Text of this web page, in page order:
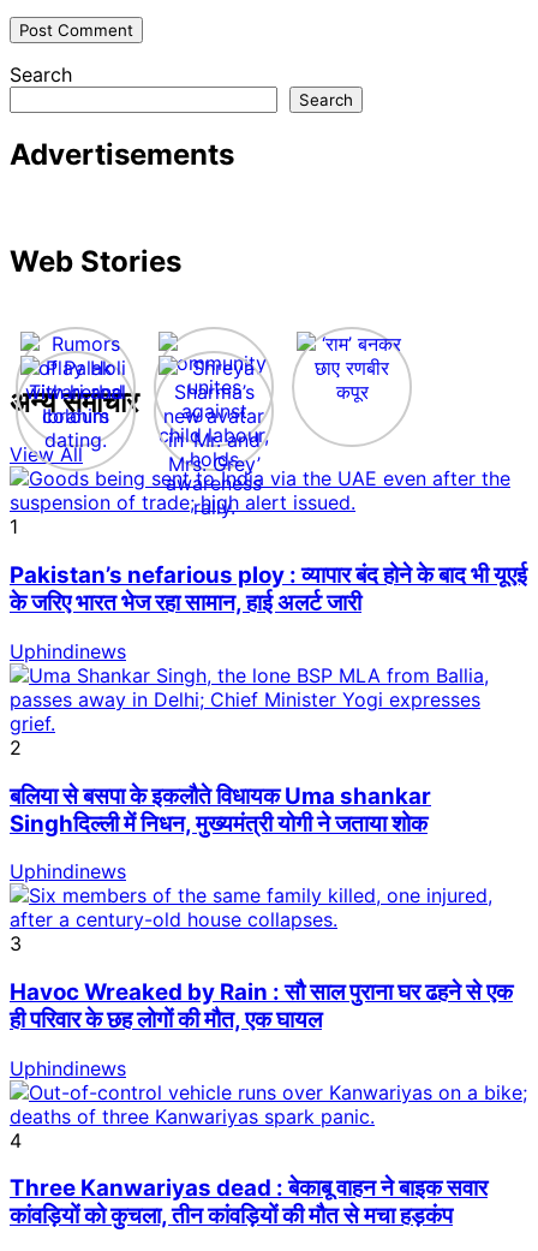
Search
Search
Advertisements
Web Stories
अन्य समाचार
View All
1
Pakistan’s nefarious ploy : व्यापार बंद होने के बाद भी यूएई
के जरिए भारत भेज रहा सामान, हाई अलर्ट जारी
Uphindinews
2
बलिया से बसपा के इकलौते विधायक Uma shankar
Singhदिल्ली में निधन, मुख्यमंत्री योगी ने जताया शोक
Uphindinews
3
Havoc Wreaked by Rain : सौ साल पुराना घर ढहने से एक
ही परिवार के छह लोगों की मौत, एक घायल
Uphindinews
4
Three Kanwariyas dead : बेकाबू वाहन ने बाइक सवार
कांवड़ियों को कुचला, तीन कांवड़ियों की मौत से मचा हड़कंप